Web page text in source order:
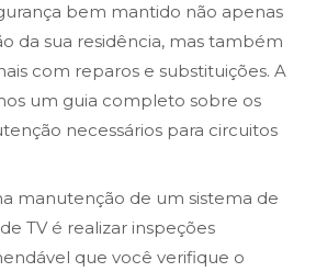
bem mantido não apenas
da sua residência, mas também
com reparos e substituições. A
um guia completo sobre os
necessários para circuitos
manutenção de um sistema de
TV é realizar inspeções
que você verifique o